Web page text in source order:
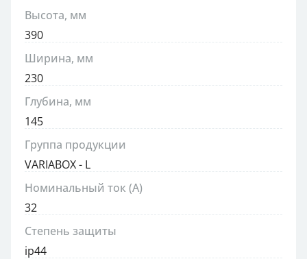
Высота, мм
390
Ширина, мм
230
Глубина, мм
145
Группа продукции
VARIABOX - L
Номинальный ток (А)
32
Степень защиты
ip44